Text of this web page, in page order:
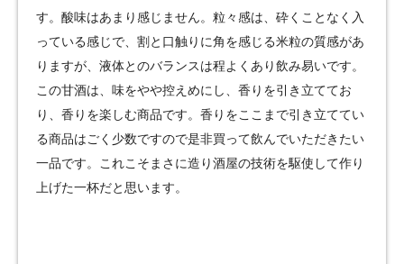
す。酸味はあまり感じません。粒々感は、砕くことなく入
っている感じで、割と口触りに角を感じる米粒の質感があ
りますが、液体とのバランスは程よくあり飲み易いです。
この甘酒は、味をやや控えめにし、香りを引き立ててお
り、香りを楽しむ商品です。香りをここまで引き立ててい
る商品はごく少数ですので是非買って飲んでいただきたい
一品です。これこそまさに造り酒屋の技術を駆使して作り
上げた一杯だと思います。